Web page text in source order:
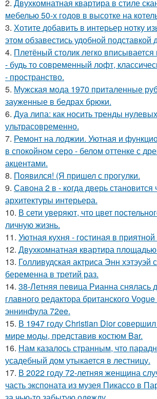
2. Двухкомнатная квартира в стиле
мебелью 50-х годов в высотке на
3. Хотите добавить в интерьер нотку
этом обзавестись удобной подставкой
4. Плетёный столик легко
- будь то современный лофт,
- пространство.
5. Мужская мода 1970 приталенные
зауженные в бедрах брюки.
6. Дуа липа: как носить тренды
ультрасовременно.
7. Ремонт на лоджии. Уютная и
в спокойном серо - белом оттенке с
акцентами.
8. Появился! (Я пришел с прогулки.
9. Савона 2 в - когда дверь становится
архитектуры интерьера.
10. В сети уверяют, что цвет
личную жизнь.
11. Уютная кухня - гостиная в
12. Двухкомнатная квартира
13. Голливудская актриса Энн хэтэуэй
беременна в третий раз.
14. 38-Летняя певица Рианна снялась
главного редактора британского
эннинфула 72ee.
15. В 1947 году Christian Dior
мире моды, представив костюм Bar.
16. Нам казалось странным, что
усадебный дом утыкается в лестницу.
17. В 2022 году 72-летняя женщина
часть экспоната из музея Пикассо в